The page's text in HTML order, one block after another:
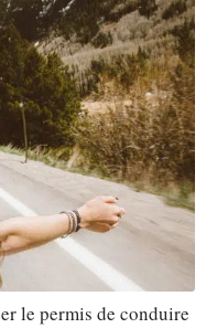
le permis de conduire